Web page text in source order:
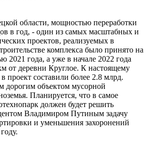
области, мощностью переработки
в год, - один из самых масштабных и
проектов, реализуемых в
комплекса было принято на
2021 года, а уже в начале 2022 года
от деревни Круглое. К настоящему
проект составили более 2.8 млрд.
дорогим объектом мусорной
Планируется, что в самое
должен будет решить
Владимиром Путиным задачу
и уменьшения захоронений